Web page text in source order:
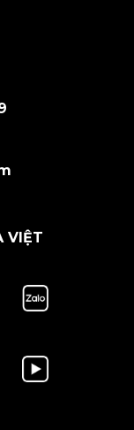
VIỆT